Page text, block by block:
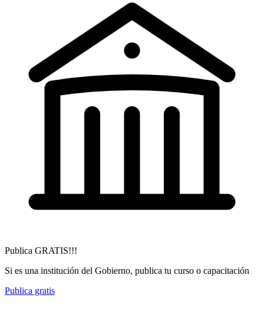
Publica GRATIS!!!
Si es una institución del Gobierno, publica tu curso o capacitación
Publica gratis